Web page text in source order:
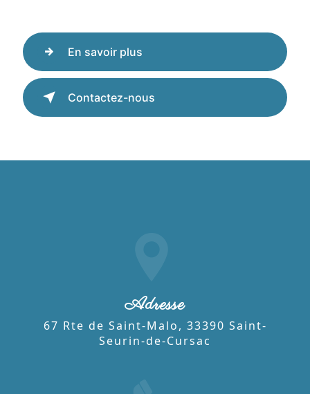
En savoir plus
Contactez-nous
Adresse
67 Rte de Saint-Malo, 33390 Saint-
Seurin-de-Cursac